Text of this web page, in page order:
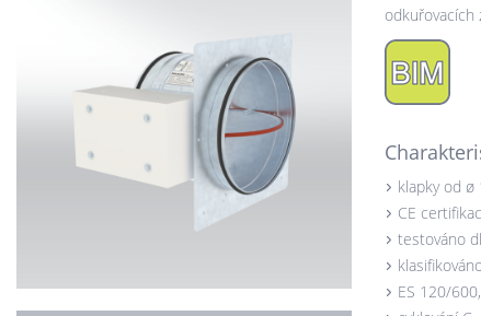
odkuřovacích
klapky od
CE
testováno
ES 120/